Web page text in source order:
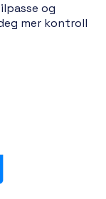
og
mer kontroll